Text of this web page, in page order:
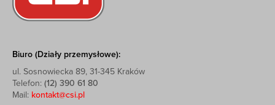
Biuro (Działy przemysłowe):
ul. Sosnowiecka 89, 31-345 Kraków
Telefon: (12) 390 61 80
Mail: kontakt@csi.pl